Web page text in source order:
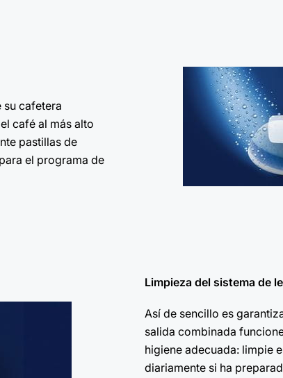
su cafetera
café al más alto
pastillas de
el programa de
Limpieza del sistema de
Así de sencillo es
salida combinada
higiene adecuada: limpie
diariamente si ha